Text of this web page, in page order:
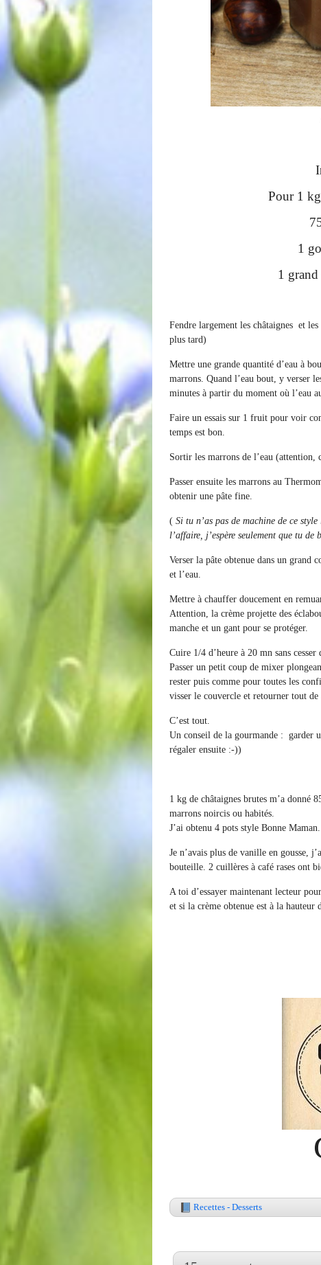
Pour 1
1
1 grand
Fendre largement les châtaignes et
plus tard)
Mettre une grande quantité d’eau à
marrons. Quand l’eau bout, y verser
minutes à partir du moment où l’eau
Faire un essais sur 1 fruit pour voir
temps est bon.
Sortir les marrons de l’eau (attention,
Passer ensuite les marrons au
obtenir une pâte fine.
( Si tu n’as pas de machine de ce
l’affaire, j’espère seulement que tu de
Verser la pâte obtenue dans un grand
et l’eau.
Mettre à chauffer doucement en
Attention, la crème projette des
manche et un gant pour se protéger.
Cuire 1/4 d’heure à 20 mn sans
Passer un petit coup de mixer
rester puis comme pour toutes les
visser le couvercle et retourner tout
C’est tout.
Un conseil de la gourmande : garder
régaler ensuite :-))
1 kg de châtaignes brutes m’a donné
marrons noircis ou habités.
J’ai obtenu 4 pots style Bonne Maman.
Je n’avais plus de vanille en gousse,
bouteille. 2 cuillères à café rases ont
A toi d’essayer maintenant lecteur
et si la crème obtenue est à la hauteur
Recettes - Desserts